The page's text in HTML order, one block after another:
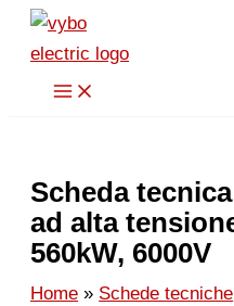
Vai
contenuto
Scheda
ad alta
560kW, 6000V
Home
Schede tecniche